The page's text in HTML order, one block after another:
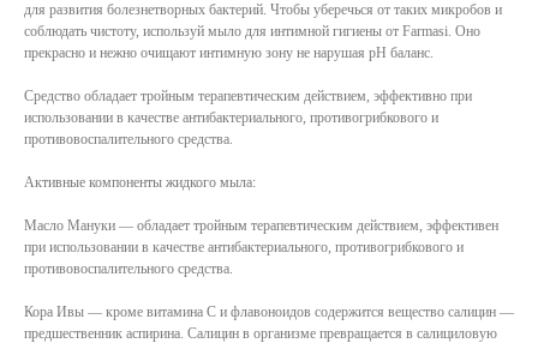
для развития болезнетворных бактерий. Чтобы уберечься от таких микробов и
соблюдать чистоту, используй мыло для интимной гигиены от Farmasi. Оно
прекрасно и нежно очищают интимную зону не нарушая pH баланс.
Средство обладает тройным терапевтическим действием, эффективно при
использовании в качестве антибактериального, противогрибкового и
противовоспалительного средства.
Активные компоненты жидкого мыла:
Масло Мануки — обладает тройным терапевтическим действием, эффективен
при использовании в качестве антибактериального, противогрибкового и
противовоспалительного средства.
Кора Ивы — кроме витамина С и флавоноидов содержится вещество салицин —
предшественник аспирина. Салицин в организме превращается в салициловую